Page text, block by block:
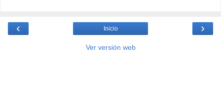
‹ ›
Inicio
Ver versión web